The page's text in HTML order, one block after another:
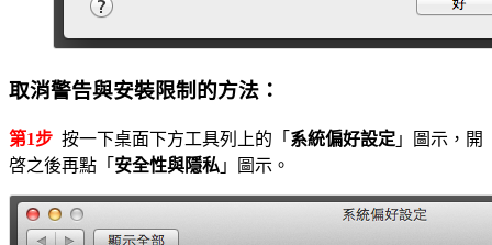
取消警告與安裝限制的方法：
第1步 按一下桌面下方工具列上的「 系統偏好設定 」圖示，開
啓之後再點「 安全性與隱私 」圖示。